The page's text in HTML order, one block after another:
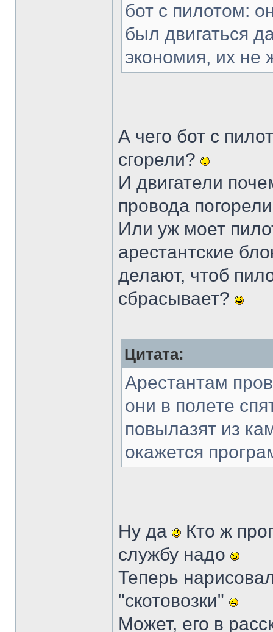
бот с пилотом:
был двигаться
экономия, их не
А чего бот с
сгорели?
И двигатели
провода
Или уж моет
арестантские
делают, чтоб
сбрасывает?
Цитата:
Арестантам
они в полете
повылазят из
окажется
Ну да
Кто ж
службу надо
Теперь
"скотовозки"
Может, его в